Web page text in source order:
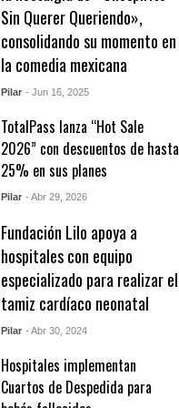
Sin Querer Queriendo»,
consolidando su momento en
la comedia mexicana
Pilar - Jun 16, 2025
TotalPass lanza “Hot Sale
2026” con descuentos de hasta
25% en sus planes
Pilar - Abr 29, 2026
Fundación Lilo apoya a
hospitales con equipo
especializado para realizar el
tamiz cardíaco neonatal
Pilar - Abr 30, 2024
Hospitales implementan
Cuartos de Despedida para